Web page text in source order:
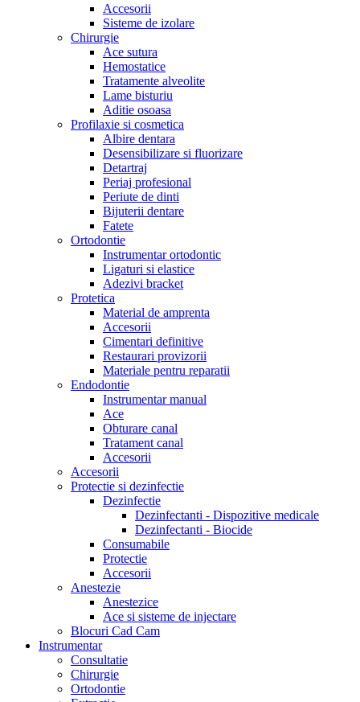
Accesorii
Sisteme de izolare
Chirurgie
Ace sutura
Hemostatice
Tratamente alveolite
Lame bisturiu
Aditie osoasa
Profilaxie si cosmetica
Albire dentara
Desensibilizare si fluorizare
Detartraj
Periaj profesional
Periute de dinti
Bijuterii dentare
Fatete
Ortodontie
Instrumentar ortodontic
Ligaturi si elastice
Adezivi bracket
Protetica
Material de amprenta
Accesorii
Cimentari definitive
Restaurari provizorii
Materiale pentru reparatii
Endodontie
Instrumentar manual
Ace
Obturare canal
Tratament canal
Accesorii
Accesorii
Protectie si dezinfectie
Dezinfectie
Dezinfectanti - Dispozitive medicale
Dezinfectanti - Biocide
Consumabile
Protectie
Accesorii
Anestezie
Anestezice
Ace si sisteme de injectare
Blocuri Cad Cam
Instrumentar
Consultatie
Chirurgie
Ortodontie